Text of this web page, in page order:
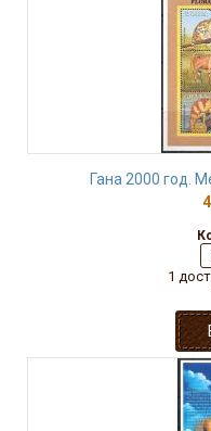
Гана 2000 год.
1